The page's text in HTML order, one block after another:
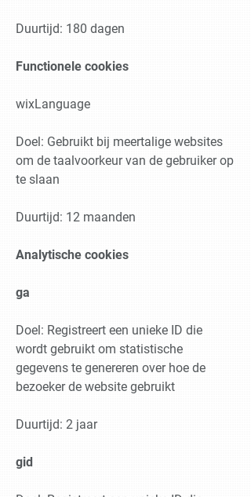
Duurtijd: 180 dagen
Functionele cookies
wixLanguage
Doel: Gebruikt bij meertalige websites
om de taalvoorkeur van de gebruiker op
te slaan
Duurtijd: 12 maanden
Analytische cookies
ga
Doel: Registreert een unieke ID die
wordt gebruikt om statistische
gegevens te genereren over hoe de
bezoeker de website gebruikt
Duurtijd: 2 jaar
gid